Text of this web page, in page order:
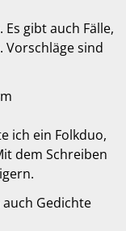
gibt auch Fälle,
Vorschläge sind
ich ein Folkduo,
dem Schreiben
Gedichte